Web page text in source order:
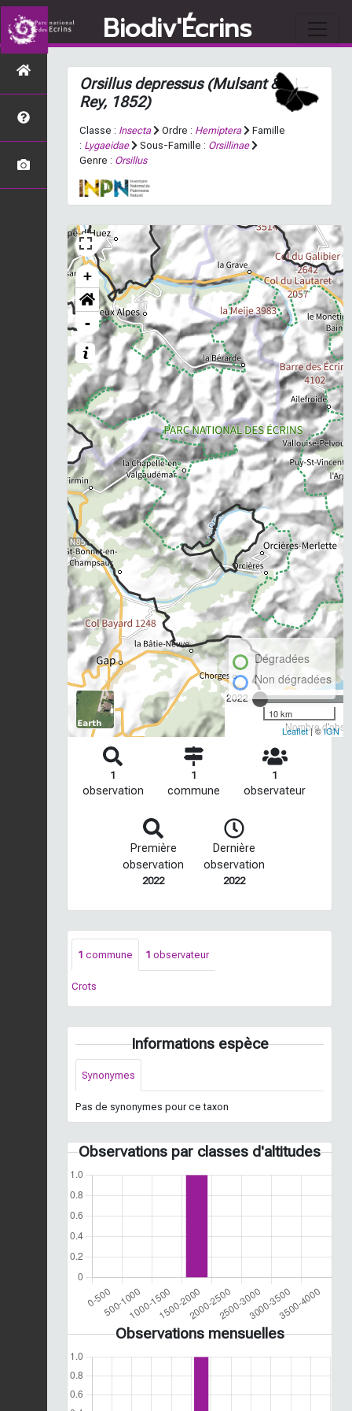
Biodiv'Écrins
Orsillus depressus(Mulsant &
Rey, 1852)
Classe : Insecta Ordre : Hemiptera
Famille
: Lygaeidae Sous-Famille : Orsillinae
Genre : Orsillus
+
-
2022
Nombre
Dégradées
Non dégradées
10 km
Leaflet| ©IGN
1
observation
1
commune
1
observateur
Première
observation
2022
Dernière
observation
2022
1 commune 1 observateur
Crots
Informations espèce
Synonymes
Pas de synonymes pour ce taxon
Observations par classes d'altitudes
Observations mensuelles